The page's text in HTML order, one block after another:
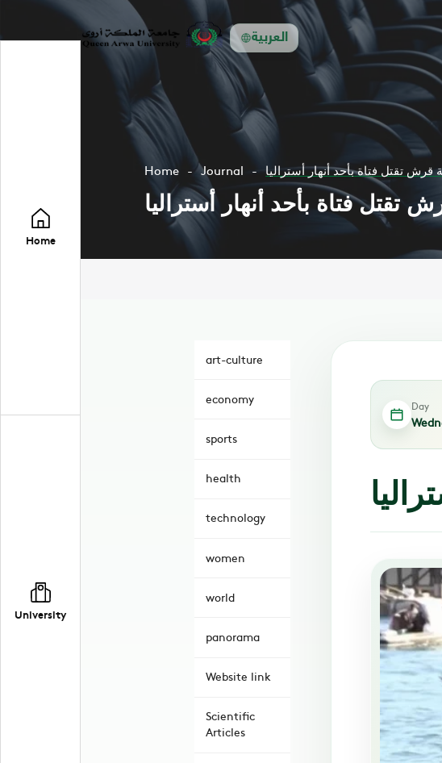
العربية
Home
University
Home Journal تقتل فتاة بأحد أنهار أستراليا
تقتل فتاة بأحد أنهار أستراليا
art-culture
economy
sports
health
technology
women
world
panorama
Website link
Scientific
Articles
Day